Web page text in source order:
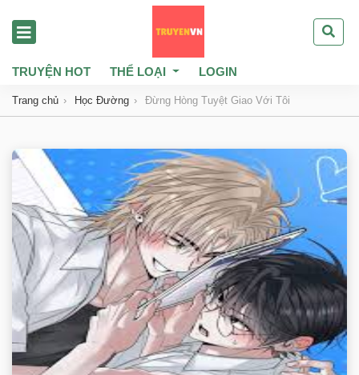
TRUYỆN HOT THỂ LOẠI LOGIN
Trang chủ Học Đường Đừng Hòng Tuyệt Giao Với Tôi